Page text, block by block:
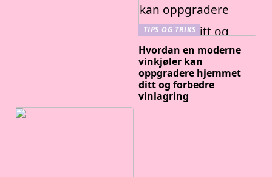
TIPS OG TRIKS
Hvordan en moderne
vinkjøler kan
oppgradere hjemmet
ditt og forbedre
vinlagring